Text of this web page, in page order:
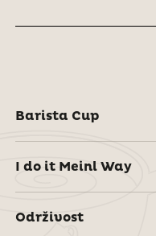
Barista Cup
I do it Meinl Way
Održivost